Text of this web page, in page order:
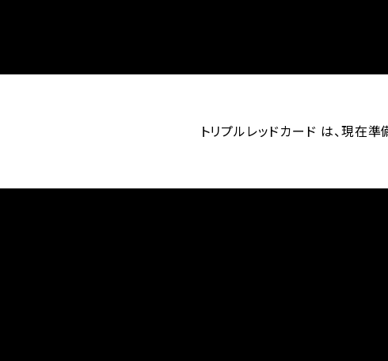
トリプルレッドカード は、現在準